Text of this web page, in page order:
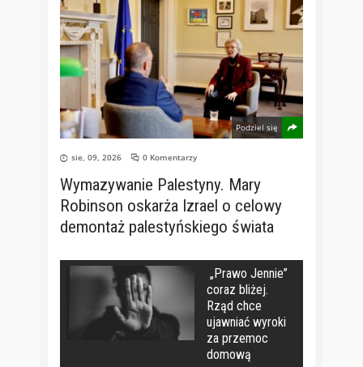
Podziel się
sie, 09, 2026 0 Komentarzy
Wymazywanie Palestyny. Mary
Robinson oskarża Izrael o celowy
demontaż palestyńskiego świata
„Prawo Jennie”
coraz bliżej.
Rząd chce
ujawniać wyroki
za przemoc
domową